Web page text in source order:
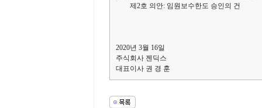
제2호 의안: 임원보수한도 승인의 건
2020년 3월 16일
주식회사 젠딕스
대표이사 권 경 훈